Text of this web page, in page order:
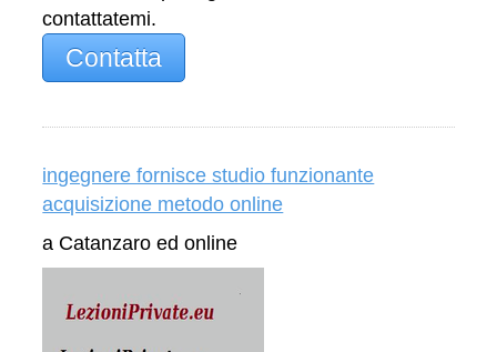
contattatemi.
Contatta
ingegnere fornisce studio funzionante
acquisizione metodo online
a Catanzaro ed online